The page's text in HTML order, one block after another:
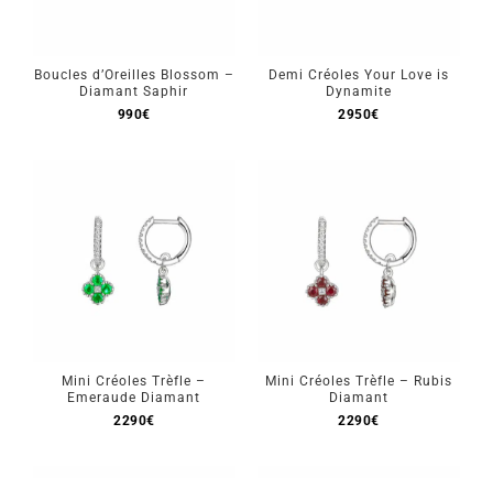
Boucles d’Oreilles Blossom –
Diamant Saphir
990€
Demi Créoles Your Love is
Dynamite
2950€
Mini Créoles Trèfle –
Emeraude Diamant
2290€
Mini Créoles Trèfle – Rubis
Diamant
2290€